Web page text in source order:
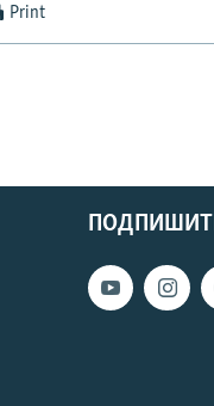
Print